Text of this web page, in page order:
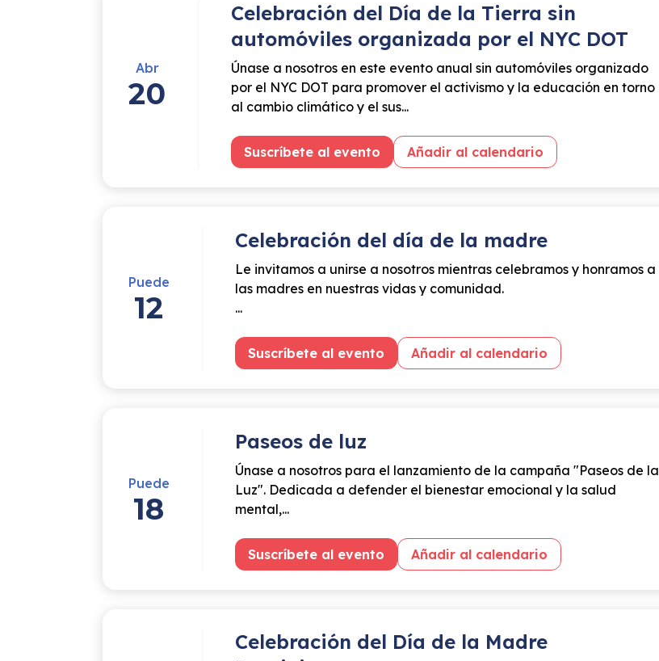
Abr
20
Celebración del Día de la Tierra sin
automóviles organizada por el NYC DOT
Únase a nosotros en este evento anual sin automóviles organizado
por el NYC DOT para promover el activismo y la educación en torno
al cambio climático y el sus...
Suscríbete al evento Añadir al calendario
Puede
12
Celebración del día de la madre
Le invitamos a unirse a nosotros mientras celebramos y honramos a
las madres en nuestras vidas y comunidad.
...
Suscríbete al evento Añadir al calendario
Puede
18
Paseos de luz
Únase a nosotros para el lanzamiento de la campaña "Paseos de la
Luz". Dedicada a defender el bienestar emocional y la salud
mental,...
Suscríbete al evento Añadir al calendario
Celebración del Día de la Madre